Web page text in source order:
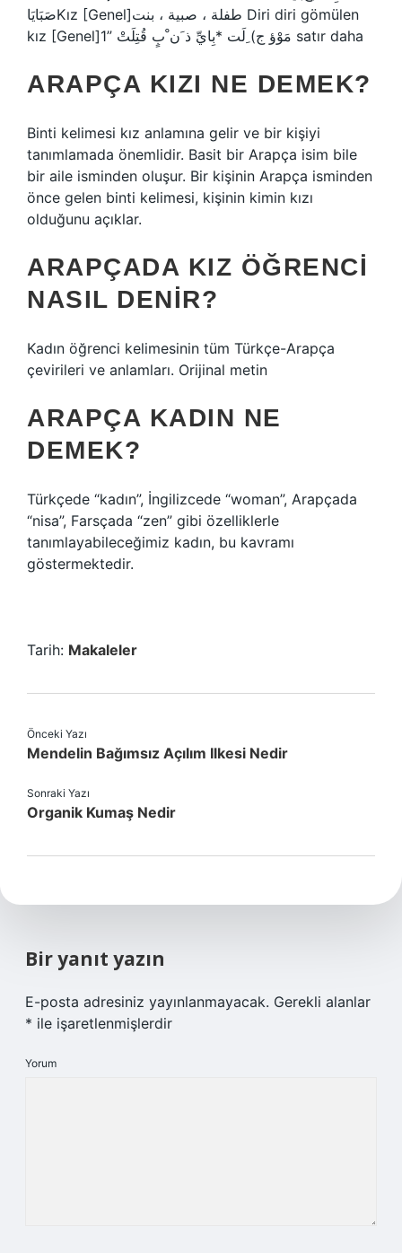
صَبَايَاKız [Genel]طفلة ، صبية ، بنت Diri diri gömülen
kız [Genel]مَوْؤ ج) ِلَت *بِايِّ ذ َن ْبٍ قُتِلَتْ ”1 satır daha
ARAPÇA KIZI NE DEMEK?
Binti kelimesi kız anlamına gelir ve bir kişiyi
tanımlamada önemlidir. Basit bir Arapça isim bile
bir aile isminden oluşur. Bir kişinin Arapça isminden
önce gelen binti kelimesi, kişinin kimin kızı
olduğunu açıklar.
ARAPÇADA KIZ ÖĞRENCI
NASIL DENIR?
Kadın öğrenci kelimesinin tüm Türkçe-Arapça
çevirileri ve anlamları. Orijinal metin
ARAPÇA KADIN NE
DEMEK?
Türkçede “kadın”, İngilizcede “woman”, Arapçada
“nisa”, Farsçada “zen” gibi özelliklerle
tanımlayabileceğimiz kadın, bu kavramı
göstermektedir.
Tarih: Makaleler
Önceki Yazı
Mendelin Bağımsız Açılım Ilkesi Nedir
Sonraki Yazı
Organik Kumaş Nedir
Bir yanıt yazın
E-posta adresiniz yayınlanmayacak. Gerekli alanlar
* ile işaretlenmişlerdir
Yorum